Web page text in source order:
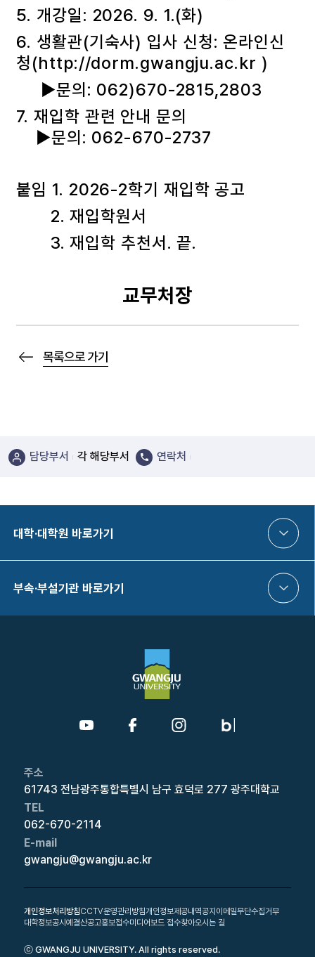
5. 개강일: 2026. 9. 1.(화)
6. 생활관(기숙사) 입사 신청: 온라인신
청(http://dorm.gwangju.ac.kr )
▶문의: 062)670-2815,2803
7. 재입학 관련 안내 문의
▶문의: 062-670-2737
붙임 1. 2026-2학기 재입학 공고
2. 재입학원서
3. 재입학 추천서. 끝.
교무처장
목록으로 가기
담당부서 각 해당부서 연락처
대학·대학원 바로가기
부속·부설기관 바로가기
주소
61743 전남광주통합특별시 남구 효덕로 277 광주대학교
TEL
062-670-2114
E-mail
gwangju@gwangju.ac.kr
개인정보처리방침CCTV운영관리방침개인정보제공내역공지이메일무단수집거부
대학정보공시예결산공고홍보접수미디어보드 접수찾아오시는 길
ⓒ GWANGJU UNIVERSITY. All rights reserved.